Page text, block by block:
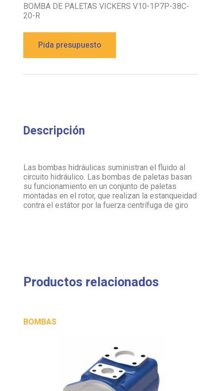
BOMBA DE PALETAS VICKERS V10-1P7P-38C-
20-R
Pida presupuesto
Descripción
Las bombas hidráulicas suministran el fluido al
circuito hidráulico. Las bombas de paletas basan
su funcionamiento en un conjunto de paletas
montadas en el rotor, que realizan la estanqueidad
contra el estátor por la fuerza centrífuga de giro
Productos relacionados
BOMBAS